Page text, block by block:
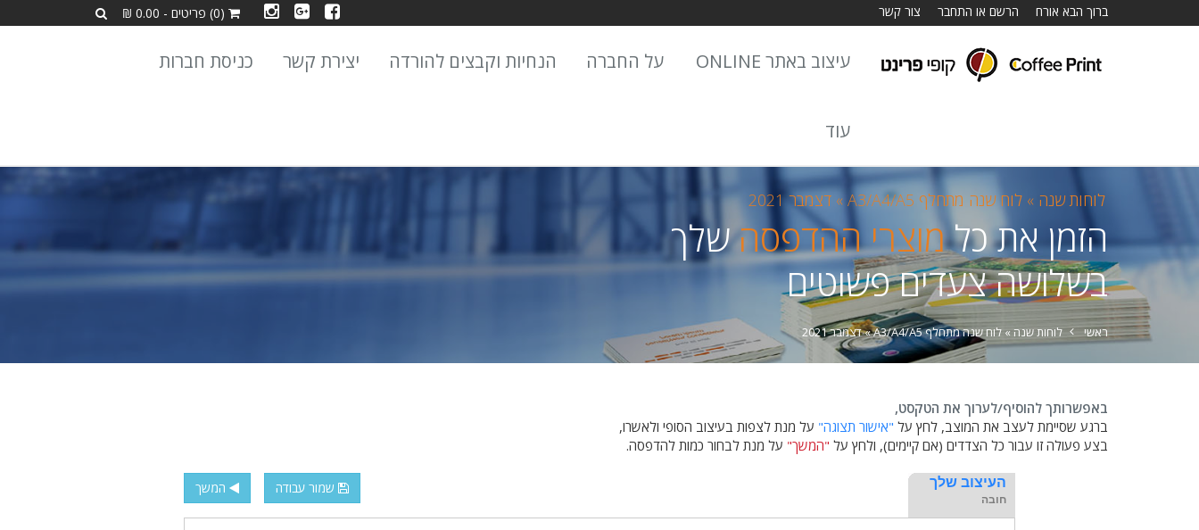
ברוך הבא אורח הרשם או התחבר צור קשר (0) פריטים - 0.00 ₪
עיצוב באתר ONLINE על החברה הנחיות וקבצים להורדה יצירת קשר כניסת חברות
עוד
לוחות שנה » לוח שנה מתחלף A3/A4/A5 » דצמבר 2021
הזמן את כלמוצרי ההדפסהשלך
בשלושה צעדים פשוטים
ראשי לוחות שנה » לוח שנה מתחלף A3/A4/A5 » דצמבר 2021
באפשרותך להוסיף/לערוך את הטקסט,
ברגע שסיימת לעצב את המוצב, לחץ על "אישור תצוגה" על מנת לצפות בעיצוב הסופי ולאשרו,
בצע פעולה זו עבור כל הצדדים (אם קיימים), ולחץ על "המשך" על מנת לבחור כמות להדפסה.
העיצוב שלך
חובה
שמור עבודה המשך